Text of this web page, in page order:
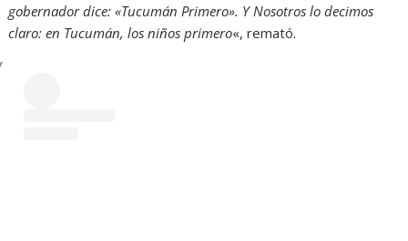
gobernador dice: «Tucumán Primero». Y Nosotros lo decimos
claro: en Tucumán, los niños primero«, remató.